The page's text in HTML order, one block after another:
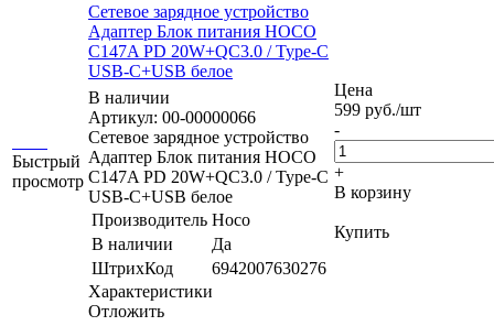
Быстрый
просмотр
Сетевое зарядное устройство
Адаптер Блок питания HOCO
C147A PD 20W+QC3.0 / Type-C
USB-C+USB белое
В наличии
Артикул: 00-00000066
Сетевое зарядное устройство
Адаптер Блок питания HOCO
C147A PD 20W+QC3.0 / Type-C
USB-C+USB белое
Производитель Hoco
В наличии
Да
ШтрихКод
6942007630276
Характеристики
Отложить
Цена
599 руб./шт
-
+
В корзину
Купить